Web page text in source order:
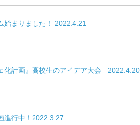
始まりました！ 2022.4.21
化計画』高校生のアイデア大会 2022.4.20
進行中！2022.3.27